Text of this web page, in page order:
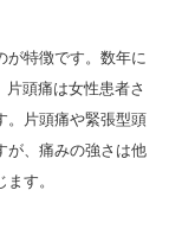
が特徴です。数年に
頭痛は女性患者さ
。片頭痛や緊張型頭
が、痛みの強さは他
す。